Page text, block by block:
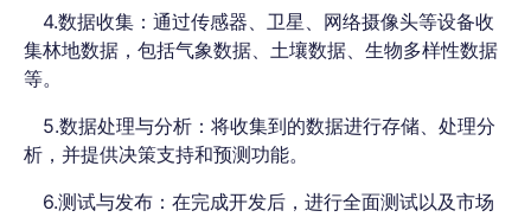
4.数据收集：通过传感器、卫星、网络摄像头等设备收
集林地数据，包括气象数据、土壤数据、生物多样性数据
等。
5.数据处理与分析：将收集到的数据进行存储、处理分
析，并提供决策支持和预测功能。
6.测试与发布：在完成开发后，进行全面测试以及市场